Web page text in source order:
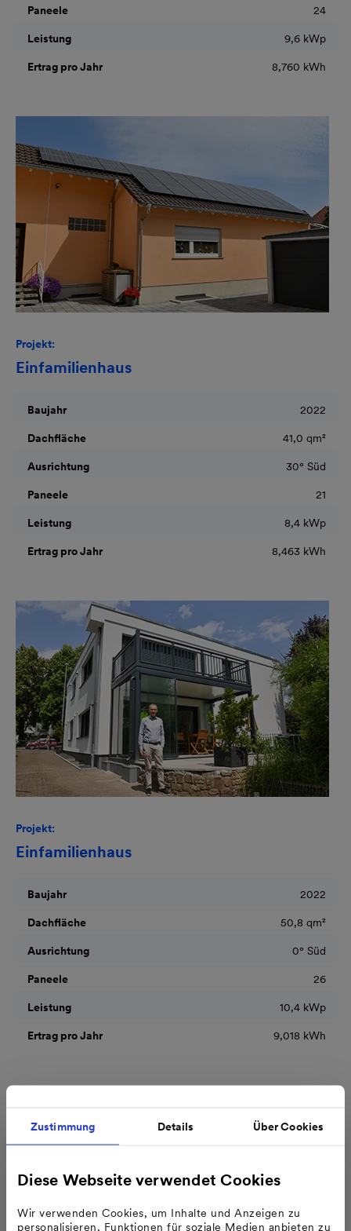
Zustimmung Details Über Cookies
Diese Webseite verwendet Cookies
Wir verwenden Cookies, um Inhalte und Anzeigen zu
personalisieren, Funktionen für soziale Medien anbieten zu
Paneele 24
Leistung 9,6 kWp
Ertrag pro Jahr 8,760 kWh
Projekt:
Einfamilienhaus
Baujahr 2022
Dachfläche 41,0 qm²
Ausrichtung 30° Süd
Paneele 21
Leistung 8,4 kWp
Ertrag pro Jahr 8,463 kWh
Projekt:
Einfamilienhaus
Baujahr 2022
Dachfläche 50,8 qm²
Ausrichtung 0° Süd
Paneele 26
Leistung 10,4 kWp
Ertrag pro Jahr 9,018 kWh